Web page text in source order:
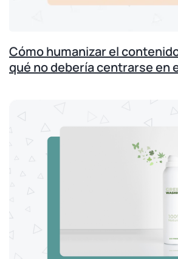
Cómo humanizar el
qué no debería centrarse en